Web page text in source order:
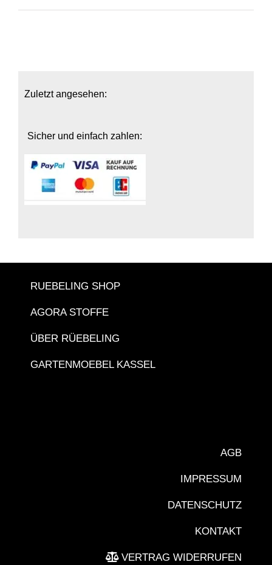
Zuletzt angesehen:
Sicher und einfach zahlen:
RUEBELING SHOP
AGORA STOFFE
ÜBER RÜEBELING
GARTENMOEBEL KASSEL
AGB
IMPRESSUM
DATENSCHUTZ
KONTAKT
VERTRAG WIDERRUFEN